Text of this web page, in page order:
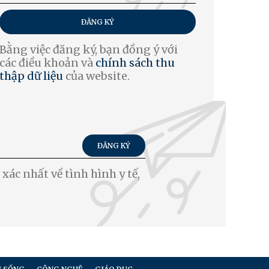
ĐĂNG KÝ
Bằng việc đăng ký, bạn đồng ý với
các điều khoản và chính sách thu
thập dữ liệu của website.
ĐĂNG KÝ
nhất về tình hình y tế,